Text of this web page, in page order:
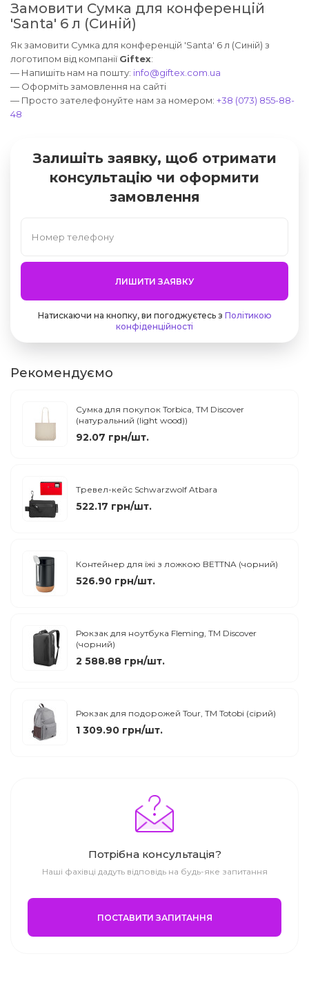
Замовити Сумка для конференцій
'Santa' 6 л (Синій)
Як замовити Сумка для конференцій 'Santa' 6 л (Синій) з
логотипом від компанії Giftex:
— Напишіть нам на пошту: info@giftex.com.ua
— Оформіть замовлення на сайті
— Просто зателефонуйте нам за номером: +38 (073) 855-88-
48
Залишіть заявку, щоб отримати
консультацію чи оформити
замовлення
ЛИШИТИ ЗАЯВКУ
Натискаючи на кнопку, ви погоджуєтесь з Політикою
конфіденційності
Рекомендуємо
Сумка для покупок Torbica, TM Discover
(натуральний (light wood))
92.07 грн/шт.
Тревел-кейс Schwarzwolf Atbara
522.17 грн/шт.
Контейнер для їжі з ложкою BETTNA (чорний)
526.90 грн/шт.
Рюкзак для ноутбука Fleming, ТМ Discover
(чорний)
2 588.88 грн/шт.
Рюкзак для подорожей Tour, ТМ Totobi (сірий)
1 309.90 грн/шт.
Потрібна консультація?
Наші фахівці дадуть відповідь на будь-яке запитання
ПОСТАВИТИ ЗАПИТАННЯ